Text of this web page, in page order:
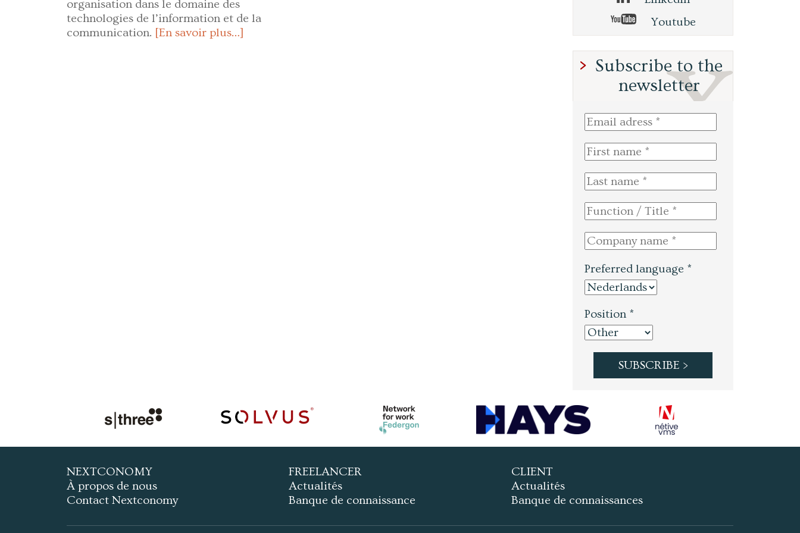
organisation dans le domaine des
technologies de l’information et de la
communication. [En savoir plus…]
Youtube
Subscribe to the
newsletter
Preferred language *
Position *
NEXTCONOMY
À propos de nous
Contact Nextconomy
FREELANCER
Actualités
Banque de connaissance
CLIENT
Actualités
Banque de connaissances